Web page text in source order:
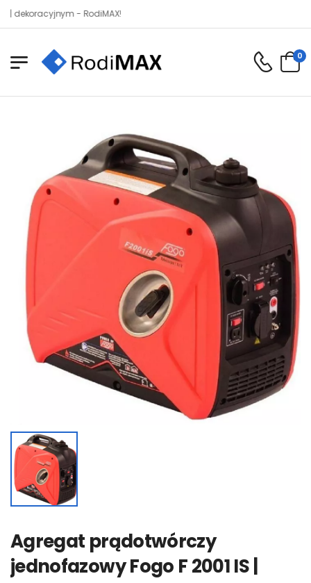
- RodiMAX!
0
Agregat prądotwórczy
jednofazowy Fogo F 2001 IS |